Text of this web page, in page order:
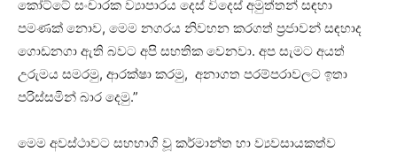
කෝට්ටේ සංචාරක ව්‍යාපාරය දෙස් විදෙස් අමුත්තන් සඳහා
පමණක් නොව, මෙම නගරය නිවහන කරගත් ප්‍රජාවන් සඳහාද
ගොඩනගා ඇති බවට අපි සහතික වෙනවා. අප සැමට අයත්
උරුමය සමරමු, ආරක්ෂා කරමු, අනාගත පරම්පරාවලට ඉතා
පරිස්සමින් බාර දෙමු.”
මෙම අවස්ථාවට සහභාගි වූ කර්මාන්ත හා ව්‍යවසායකත්ව